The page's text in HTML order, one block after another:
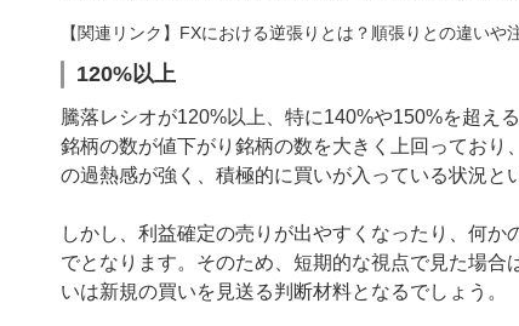
【関連リンク】FXにおける逆張りとは？順張りとの違いや
120%以上
騰落レシオが120%以上、特に140%や150%を超え
銘柄の数が値下がり銘柄の数を大きく上回ってお
の過熱感が強く、積極的に買いが入っている状況と
しかし、利益確定の売りが出やすくなったり、何
でとなります。そのため、短期的な視点で見た場
いは新規の買いを見送る判断材料となるでしょう。